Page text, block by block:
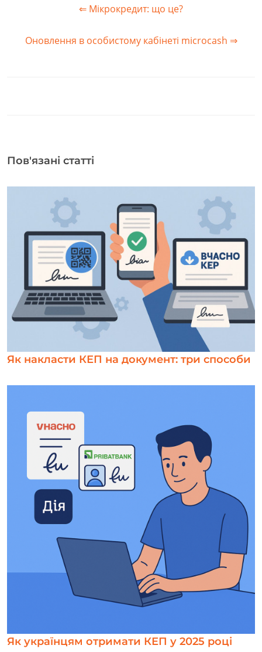
⇐ Мікрокредит: що це?
Оновлення в особистому кабінеті microcash ⇒
Пов'язані статті
Як накласти КЕП на документ: три способи
Як українцям отримати КЕП у 2025 році